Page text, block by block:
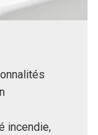
incendie,